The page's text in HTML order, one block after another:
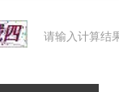
请输入计算结